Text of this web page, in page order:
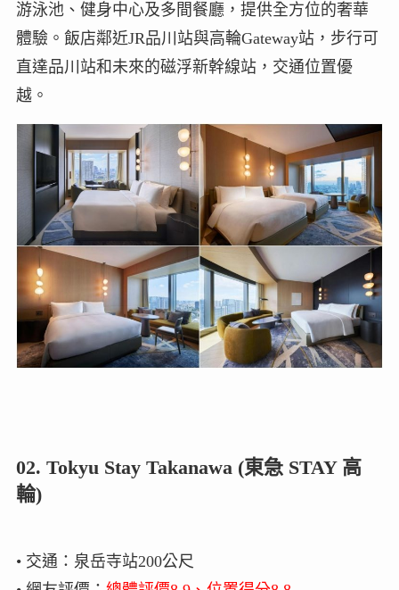
游泳池、健身中心及多間餐廳，提供全方位的奢華
體驗。飯店鄰近JR品川站與高輪Gateway站，步行可
直達品川站和未來的磁浮新幹線站，交通位置優
越。
02. Tokyu Stay Takanawa (東急 STAY 高
輪)
• 交通：泉岳寺站200公尺